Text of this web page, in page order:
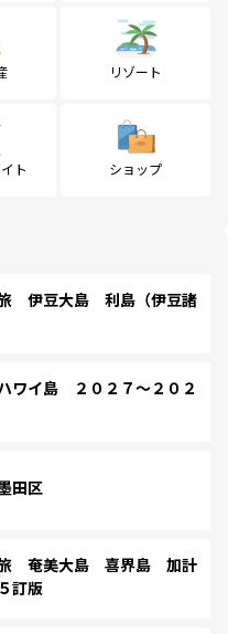
リゾート
ト ショップ
伊豆大島 利島（伊豆諸
イ島 ２０２７～２０２
田区
奄美大島 喜界島 加計
訂版